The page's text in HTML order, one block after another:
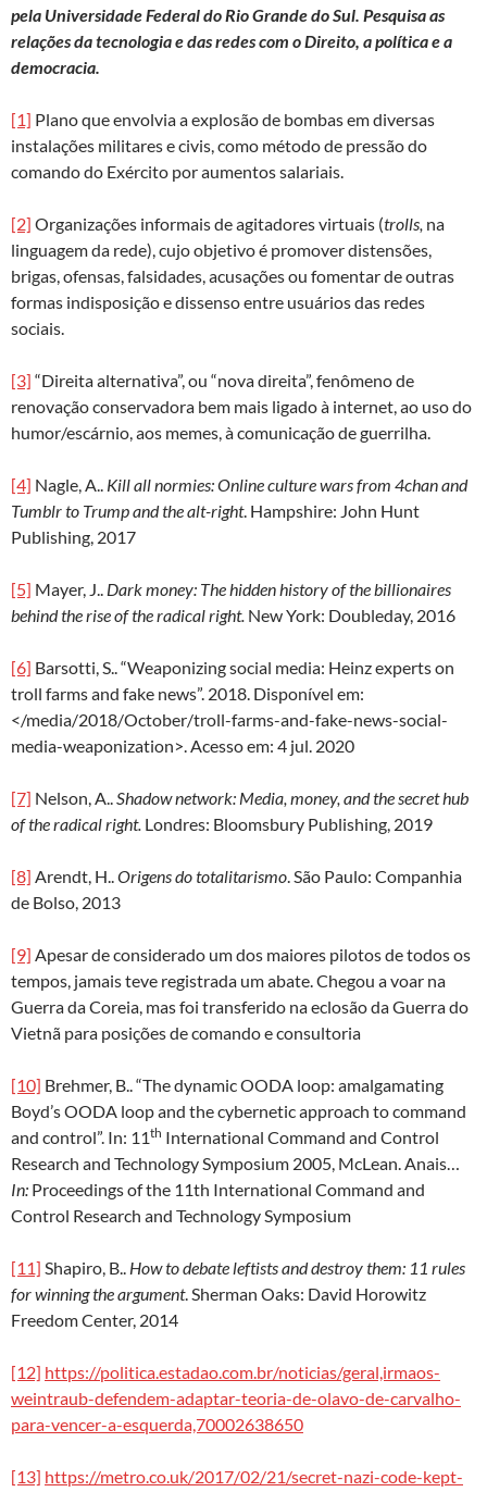
pela Universidade Federal do Rio Grande do Sul. Pesquisa as
relações da tecnologia e das redes com o Direito, a política e a
democracia.
[1] Plano que envolvia a explosão de bombas em diversas
instalações militares e civis, como método de pressão do
comando do Exército por aumentos salariais.
[2] Organizações informais de agitadores virtuais (trolls, na
linguagem da rede), cujo objetivo é promover distensões,
brigas, ofensas, falsidades, acusações ou fomentar de outras
formas indisposição e dissenso entre usuários das redes
sociais.
[3] “Direita alternativa”, ou “nova direita”, fenômeno de
renovação conservadora bem mais ligado à internet, ao uso do
humor/escárnio, aos memes, à comunicação de guerrilha.
[4] Nagle, A.. Kill all normies: Online culture wars from 4chan and
Tumblr to Trump and the alt-right. Hampshire: John Hunt
Publishing, 2017
[5] Mayer, J.. Dark money: The hidden history of the billionaires
behind the rise of the radical right. New York: Doubleday, 2016
[6] Barsotti, S.. “Weaponizing social media: Heinz experts on
troll farms and fake news”. 2018. Disponível em:
</media/2018/October/troll-farms-and-fake-news-social-
media-weaponization>. Acesso em: 4 jul. 2020
[7] Nelson, A..Shadow network: Media, money, and the secret hub
of the radical right. Londres: Bloomsbury Publishing, 2019
[8] Arendt, H..Origens do totalitarismo. São Paulo: Companhia
de Bolso, 2013
[9] Apesar de considerado um dos maiores pilotos de todos os
tempos, jamais teve registrada um abate. Chegou a voar na
Guerra da Coreia, mas foi transferido na eclosão da Guerra do
Vietnã para posições de comando e consultoria
[10] Brehmer, B.. “The dynamic OODA loop: amalgamating
Boyd’s OODA loop and the cybernetic approach to command
and control”. In: 11th International Command and Control
Research and Technology Symposium 2005, McLean. Anais…
In: Proceedings of the 11th International Command and
Control Research and Technology Symposium
[11] Shapiro, B.. How to debate leftists and destroy them: 11 rules
for winning the argument. Sherman Oaks: David Horowitz
Freedom Center, 2014
[12] https://politica.estadao.com.br/noticias/geral,irmaos-
weintraub-defendem-adaptar-teoria-de-olavo-de-carvalho-
para-vencer-a-esquerda,70002638650
[13] https://metro.co.uk/2017/02/21/secret-nazi-code-kept-